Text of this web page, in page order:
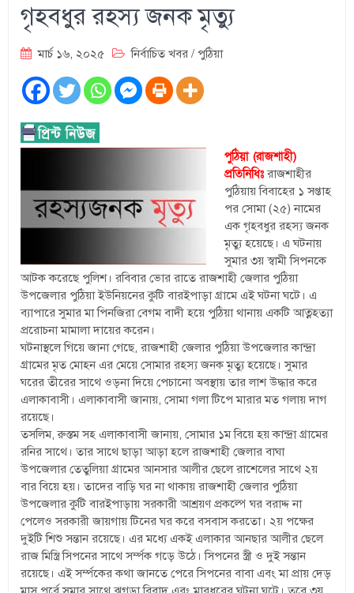
গৃহবধুর রহস্য জনক মৃত্যু
মার্চ ১৬, ২০২৫ নির্বাচিত খবর / পুঠিয়া
পুঠিয়া (রাজশাহী)
প্রতিনিধিঃরাজশাহীর
পুঠিয়ায় বিবাহের ১ সপ্তাহ
পর সোমা (২৫) নামের
এক গৃহবধুর রহস্য জনক
মৃত্যু হয়েছে। এ ঘটনায়
সুমার ৩য় স্বামী সিপনকে
আটক করেছে পুলিশ। রবিবার ভোর রাতে রাজশাহী জেলার পুঠিয়া
উপজেলার পুঠিয়া ইউনিয়নের কুটি বারইপাড়া গ্রামে এই ঘটনা ঘটে। এ
ব্যাপারে সুমার মা পিনজিরা বেগম বাদী হয়ে পুঠিয়া থানায় একটি আত্নহত্যা
প্ররোচনা মামালা দায়ের করেন।
ঘটনাস্থলে গিয়ে জানা গেছে, রাজশাহী জেলার পুঠিয়া উপজেলার কান্দ্রা
গ্রামের মৃত মোহন এর মেয়ে সোমার রহস্য জনক মৃত্যু হয়েছে। সুমার
ঘরের তীরের সাথে ওড়না দিয়ে পেচানো অবস্থায় তার লাশ উদ্ধার করে
এলাকাবাসী। এলাকাবাসী জানায়, সোমা গলা টিপে মারার মত গলায় দাগ
রয়েছে।
তসলিম, রুস্তম সহ এলাকাবাসী জানায়, সোমার ১ম বিয়ে হয় কান্দ্রা গ্রামের
রনির সাথে। তার সাথে ছাড়া আড়া হলে রাজশাহী জেলার বাঘা
উপজেলার তেতুলিয়া গ্রামের আনসার আলীর ছেলে রাশেলের সাথে ২য়
বার বিয়ে হয়। তাদের বাড়ি ঘর না থাকায় রাজশাহী জেলার পুঠিয়া
উপজেলার কুটি বারইপাড়ায় সরকারী আশ্রয়ণ প্রকল্পে ঘর বরাদ্দ না
পেলেও সরকারী জায়গায় টিনের ঘর করে বসবাস করতো। ২য় পক্ষের
দুইটি শিশু সন্তান রয়েছে। এর মধ্যে একই এলাকার আনছার আলীর ছেলে
রাজ মিস্ত্রি সিপনের সাথে সর্ম্পক গড়ে উঠে। সিপনের স্ত্রী ও দুই সন্তান
রয়েছে। এই সর্ম্পকের কথা জানতে পেরে সিপনের বাবা এবং মা প্রায় দেড়